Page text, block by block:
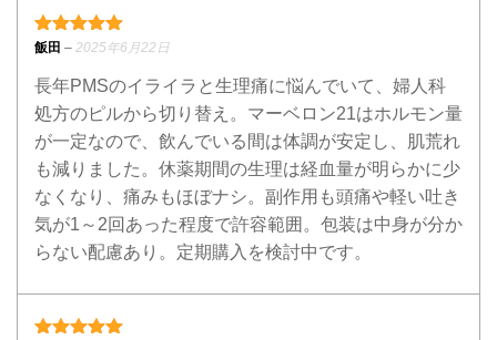
5段階中5の評価
飯田 – 2025年6月22日
長年PMSのイライラと生理痛に悩んでいて、婦人科
処方のピルから切り替え。マーベロン21はホルモン量
が一定なので、飲んでいる間は体調が安定し、肌荒れ
も減りました。休薬期間の生理は経血量が明らかに少
なくなり、痛みもほぼナシ。副作用も頭痛や軽い吐き
気が1～2回あった程度で許容範囲。包装は中身が分か
らない配慮あり。定期購入を検討中です。